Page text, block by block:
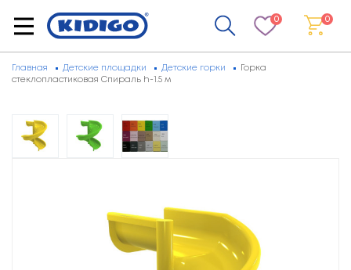
0 0
Главная Детские площадки Детские горки
Горка
стеклопластиковая Спираль h-1.5 м